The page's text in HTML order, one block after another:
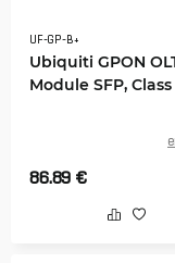
UF-GP-B+
Ubiquiti GPON
Module SFP,
86.89 €